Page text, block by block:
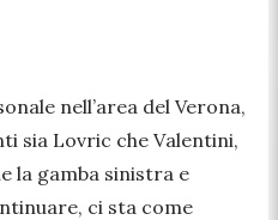
nell’area del Verona,
sia Lovric che Valentini,
la gamba sinistra e
ci sta come